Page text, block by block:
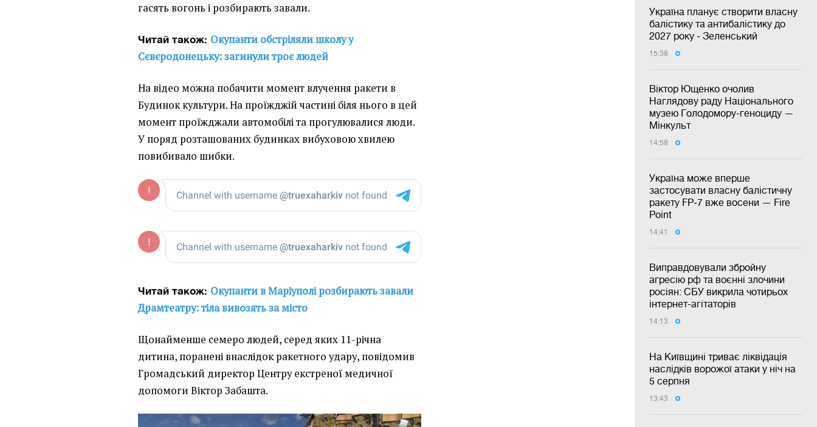
Україна планує створити власну
балістику та антибалістику до
2027 року - Зеленський
15:38
Віктор Ющенко очолив
Наглядову раду Національного
музею Голодомору-геноциду —
Мінкульт
14:58
Україна може вперше
застосувати власну балістичну
ракету FP-7 вже восени — Fire
Point
14:41
Виправдовували збройну
агресію рф та воєнні злочини
росіян: СБУ викрила чотирьох
інтернет-агітаторів
14:13
На Київщині триває ліквідація
наслідків ворожої атаки у ніч на
5 серпня
13:43
гасять вогонь і розбирають завали.
Читай також: Окупанти обстріляли школу у
Сєвєродонецьку: загинули троє людей
На відео можна побачити момент влучення ракети в
Будинок культури. На проїжджій частині біля нього в цей
момент проїжджали автомобілі та прогулювалися люди.
У поряд розташованих будинках вибуховою хвилею
повибивало шибки.
Читай також: Окупанти в Маріуполі розбирають завали
Драмтеатру: тіла вивозять за місто
Щонайменше семеро людей, серед яких 11-річна
дитина, поранені внаслідок ракетного удару, повідомив
Громадський директор Центру екстреної медичної
допомоги Віктор Забашта.